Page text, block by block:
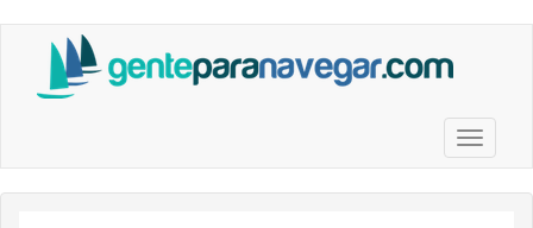
contenido
Toggle